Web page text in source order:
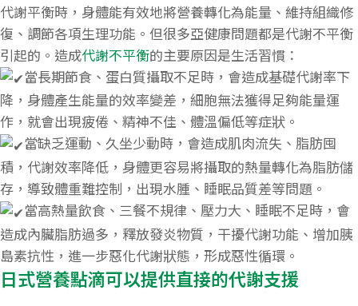
代謝平衡時，身體能有效地將營養轉化為能量、維持組織修
復、調節各項生理功能。但很多亞健康問題都是代謝不平衡
引起的。造成代謝不平衡的主要原因是生活習慣：
當長期節食、蛋白質攝取不足時，會造成基礎代謝率下
降，身體產生能量的效率變差，細胞無法獲得足夠能量運
作，就會出現疲倦、精神不佳、體溫偏低等症狀。
當缺乏運動、久坐少動時，會造成肌肉流失、脂肪囤
積，代謝效率降低，身體更容易將攝取的熱量轉化為脂肪儲
存，導致體重難控制，出現水腫、睡眠品質差等問題。
當高熱量飲食、三餐不規律、壓力大、睡眠不足時，會
造成內臟脂肪過多，釋放發炎物質，干擾代謝功能、增加胰
島素抗性，進一步惡化代謝狀態，形成惡性循環。
日式營養點滴可以提供直接的代謝支援